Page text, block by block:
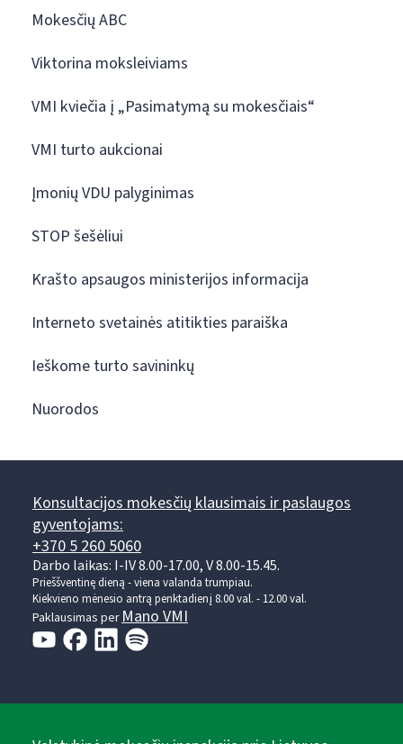
Mokesčių ABC
Viktorina moksleiviams
VMI kviečia į „Pasimatymą su mokesčiais“
VMI turto aukcionai
Įmonių VDU palyginimas
STOP šešėliui
Krašto apsaugos ministerijos informacija
Interneto svetainės atitikties paraiška
Ieškome turto savininkų
Nuorodos
Konsultacijos mokesčių klausimais ir paslaugos
gyventojams:
+370 5 260 5060
Darbo laikas: I-IV 8.00-17.00, V 8.00-15.45.
Prieššventinę dieną - viena valanda trumpiau.
Kiekvieno mėnesio antrą penktadienį 8.00 val. - 12.00 val.
Paklausimas perMano VMI